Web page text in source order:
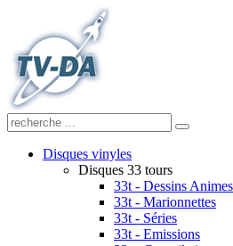
Disques vinyles
Disques 33 tours
33t - Dessins Animes
33t - Marionnettes
33t - Séries
33t - Emissions